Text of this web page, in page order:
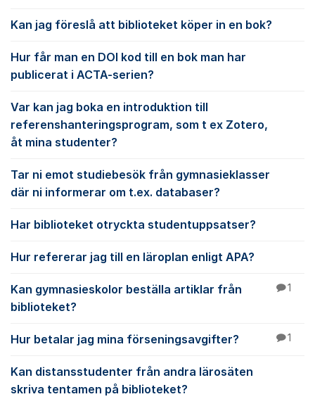
Kan jag föreslå att biblioteket köper in en bok?
Hur får man en DOI kod till en bok man har
publicerat i ACTA-serien?
Var kan jag boka en introduktion till
referenshanteringsprogram, som t ex Zotero,
åt mina studenter?
Tar ni emot studiebesök från gymnasieklasser
där ni informerar om t.ex. databaser?
Har biblioteket otryckta studentuppsatser?
Hur refererar jag till en läroplan enligt APA?
Kan gymnasieskolor beställa artiklar från
biblioteket?
1
Hur betalar jag mina förseningsavgifter? 1
Kan distansstudenter från andra lärosäten
skriva tentamen på biblioteket?